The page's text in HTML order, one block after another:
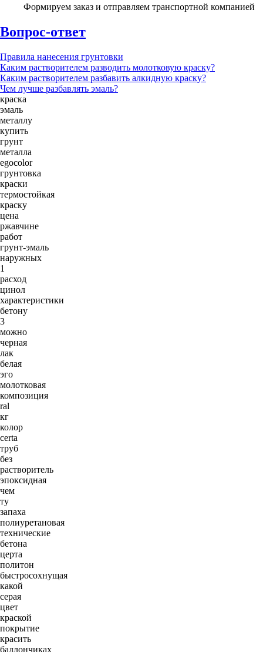
Формируем заказ и отправляем транспортной компанией
Вопрос-ответ
Правила нанесения грунтовки
Каким растворителем разводить молотковую краску?
Каким растворителем разбавить алкидную краску?
Чем лучше разбавлять эмаль?
краска
эмаль
металлу
купить
грунт
металла
egocolor
грунтовка
краски
термостойкая
краску
цена
ржавчине
работ
грунт-эмаль
наружных
1
расход
цинол
характеристики
бетону
3
можно
черная
лак
белая
эго
молотковая
композиция
ral
кг
колор
certa
труб
без
растворитель
эпоксидная
чем
ту
запаха
полиуретановая
технические
бетона
церта
политон
быстросохнущая
какой
серая
цвет
краской
покрытие
красить
баллончиках